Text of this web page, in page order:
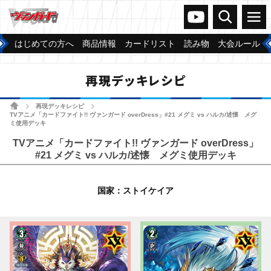
ヴァンガードch
検索 メニュー
はじめての方へ 商品情報 カードリスト 読み物 大会ルール
再現デッキレシピ
ホーム再現デッキレシピ
TVアニメ「カードファイト!! ヴァンガード overDress」#21 メグミ vs ハルカ/述懐 メグ
ミ使用デッキ
TVアニメ「カードファイト!! ヴァンガード overDress」
#21 メグミ vs ハルカ/述懐 メグミ使用デッキ
国家：ストイケイア